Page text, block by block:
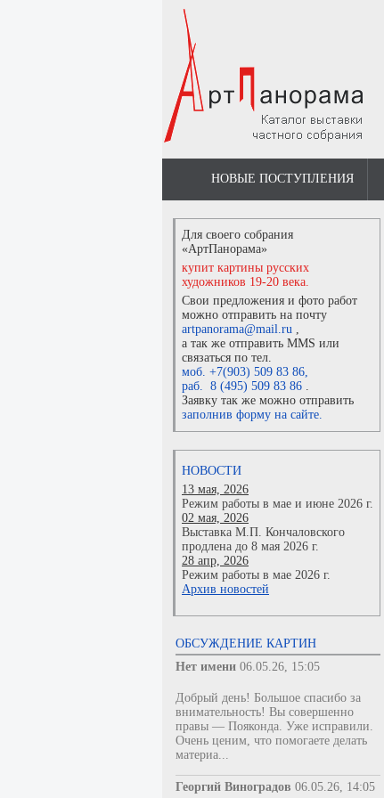
НОВЫЕ ПОСТУПЛЕНИЯ
Для своего собрания
«АртПанорама»
купит картины русских
художников 19-20 века.
Свои предложения и фото работ
можно отправить на почту
artpanorama@mail.ru ,
а так же отправить MMS или
связаться по тел.
моб. +7(903) 509 83 86,
раб. 8 (495) 509 83 86 .
Заявку так же можно отправить
заполнив форму на сайте.
НОВОСТИ
13 мая, 2026
Режим работы в мае и июне 2026 г.
02 мая, 2026
Выставка М.П. Кончаловского
продлена до 8 мая 2026 г.
28 апр, 2026
Режим работы в мае 2026 г.
Архив новостей
ОБСУЖДЕНИЕ КАРТИН
Нет имени 06.05.26, 15:05
Добрый день! Большое спасибо за
внимательность! Вы совершенно
правы — Пояконда. Уже исправили.
Очень ценим, что помогаете делать
материа...
Георгий Виноградов 06.05.26, 14:05